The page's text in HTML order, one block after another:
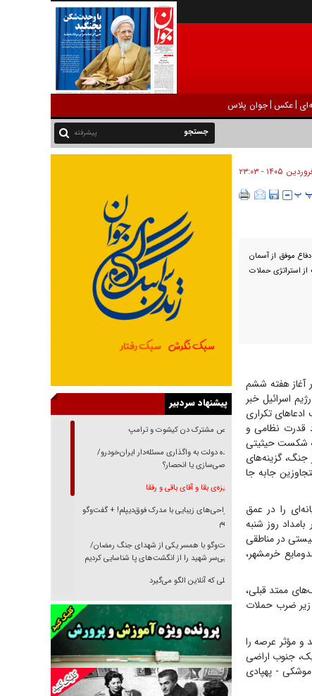
|عکس |جوان پلاس
پیشرفته
موفق از آسمان
استراتژی حملات
آغاز هفته ششم
اسرائیل خبر
تکراری
قدرت نظامی و
شکست حیثیتی
گزینه‌های
جابه جا
صادق ۴، عملیات تلافی جویانه‌ای را در عمق
روز شنبه
در مناطقی
خرمشهر،
ممتد قبلی،
زیر ضرب حملات
و مؤثر عرصه را
جنوب اراضی
اسلامی و قهرمان عراق نیز موفق به انجام ۱۹ عملیات موشکی - پهپادی
پیشنهاد سردبیر
رقص مشترک دن کیشوت و ترامپ
دنده دولت به واگذاری مسئله‌دار ایران‌خودرو/
خصوصی‌سازی یا انحصار؟
غریزه‌ی بقا و آقای باقی و رفقا
جراحی‌های زیبایی با مدرک فوق‌دیپلم! + گفت‌وگو
با متهم
گفت‌وگو با همسر یکی از شهدای جنگ رمضان/
پیکر بی‌سر شهید را از انگشت‌های پا شناسایی کردیم
نسلی که آنلاین الگو می‌گیرد
گفت‌وگو با آیت‌الله جاودان/ جفای مخالفان مکانت
معنوی رهبر شهید را ارتقا می‌داد
راننده مست به قانون می‌خندد
همه آقای دوربینی شده‌ایم!
قصه ناتمام سرویس مدارس